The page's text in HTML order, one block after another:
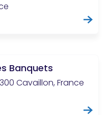
Banquets
Cavaillon, France